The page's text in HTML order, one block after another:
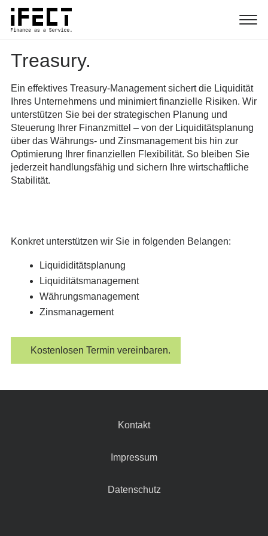
Treasury.
Ein effektives Treasury-Management sichert die Liquidität
Ihres Unternehmens und minimiert finanzielle Risiken. Wir
unterstützen Sie bei der strategischen Planung und
Steuerung Ihrer Finanzmittel – von der Liquiditätsplanung
über das Währungs- und Zinsmanagement bis hin zur
Optimierung Ihrer finanziellen Flexibilität. So bleiben Sie
jederzeit handlungsfähig und sichern Ihre wirtschaftliche
Stabilität.
Konkret unterstützen wir Sie in folgenden Belangen:
Liquididitätsplanung
Liquiditätsmanagement
Währungsmanagement
Zinsmanagement
Kostenlosen Termin vereinbaren.
Kontakt
Impressum
Datenschutz